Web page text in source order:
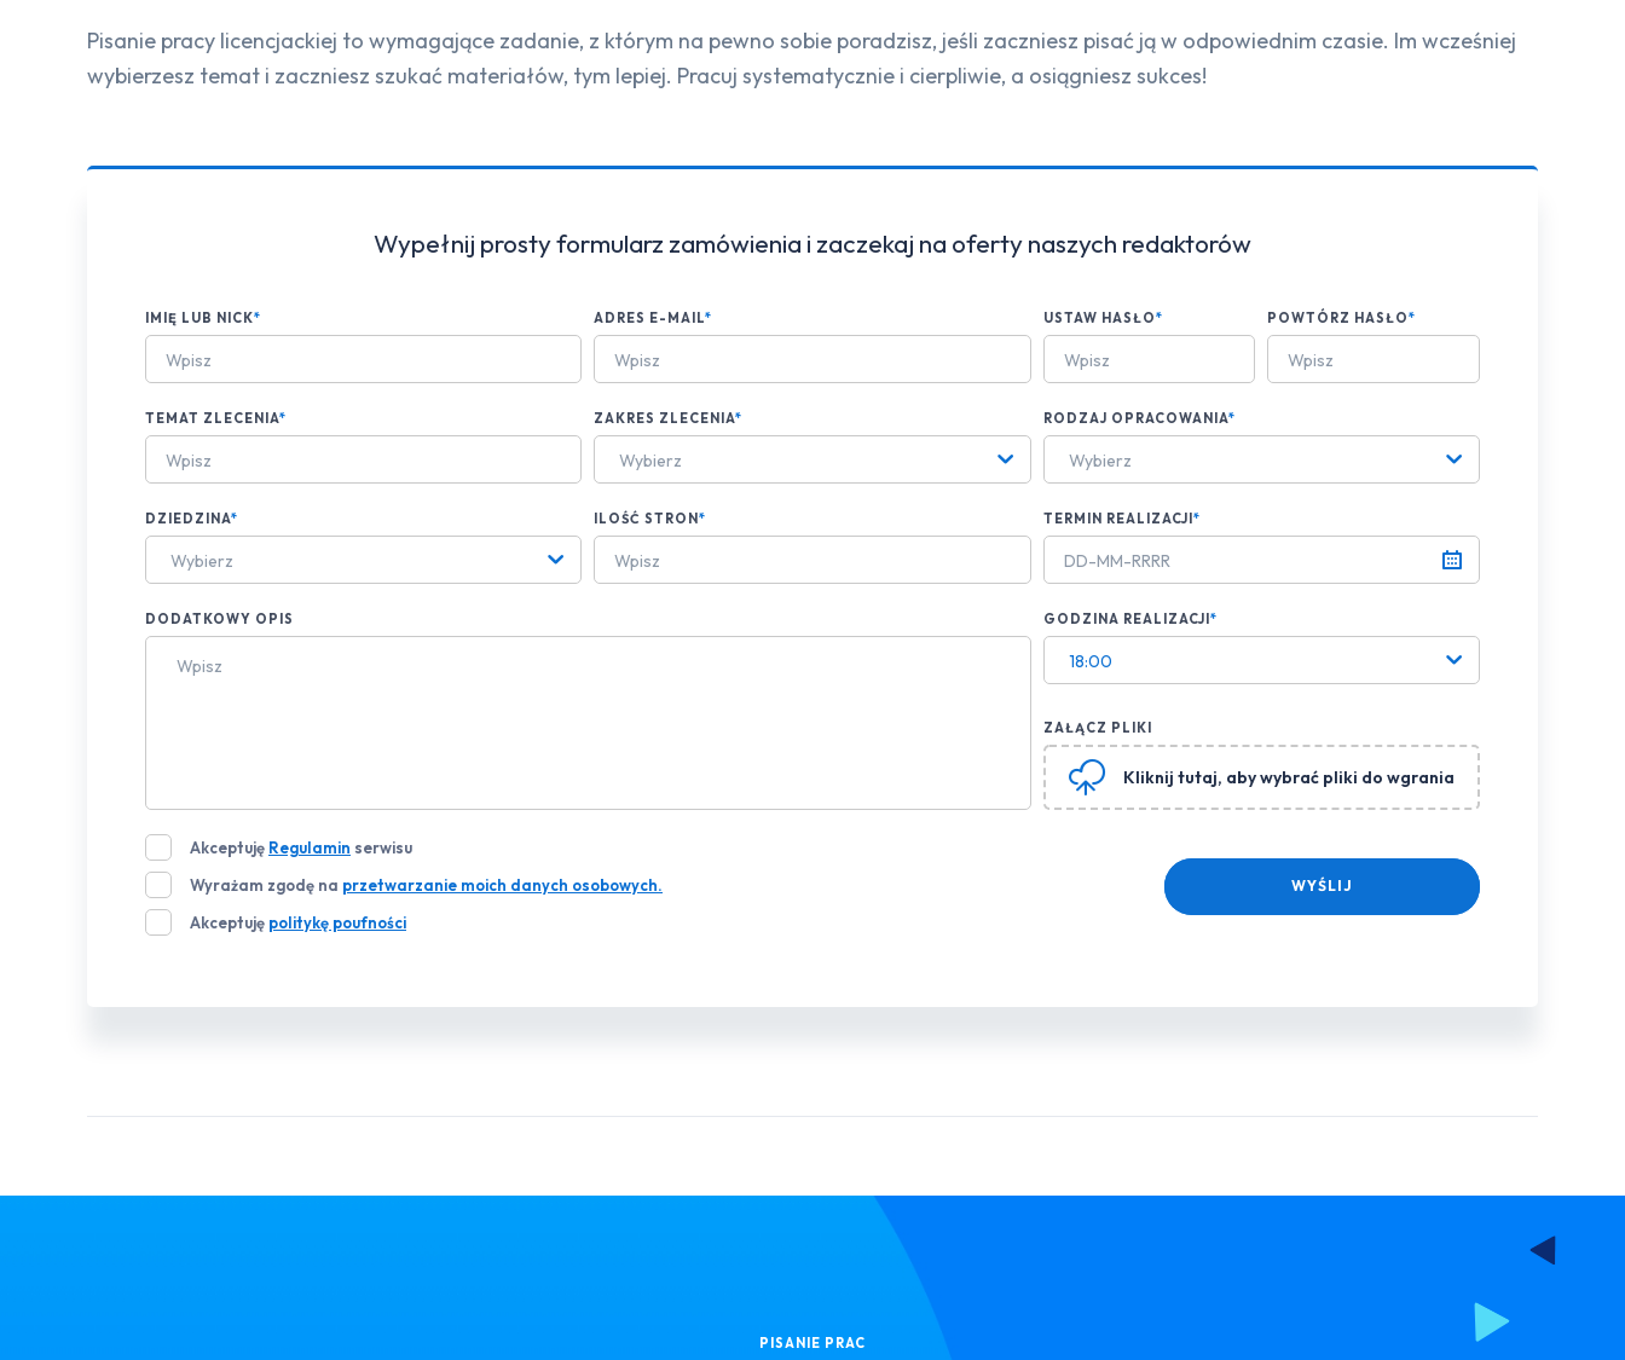
Pisanie pracy licencjackiej to wymagające zadanie, z którym na pewno sobie poradzisz, jeśli zaczniesz pisać ją w odpowiednim czasie. Im wcześniej
wybierzesz temat i zaczniesz szukać materiałów, tym lepiej. Pracuj systematycznie i cierpliwie, a osiągniesz sukces!
Wypełnij prosty formularz zamówienia i zaczekaj na oferty naszych redaktorów
IMIĘ LUB NICK* ADRES E-MAIL* USTAW HASŁO* POWTÓRZ HASŁO*
TEMAT ZLECENIA* ZAKRES ZLECENIA*
Wybierz
RODZAJ OPRACOWANIA*
Wybierz
DZIEDZINA*
Wybierz
ILOŚĆ STRON* TERMIN REALIZACJI *
DODATKOWY OPIS GODZINA REALIZACJI *
18:00
ZAŁĄCZ PLIKI
Kliknij tutaj, aby wybrać pliki do wgrania
Akceptuję Regulamin serwisu
Wyrażam zgodę na przetwarzanie moich danych osobowych.
Akceptuję politykę poufności
WYŚLIJ
PISANIE PRAC